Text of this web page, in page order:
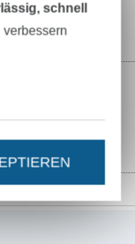
schnell
verbessern